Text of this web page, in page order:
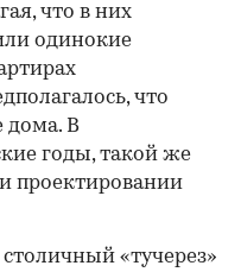
что в них
одинокие
что
дома. В
годы, такой же
проектировании
«тучерез»